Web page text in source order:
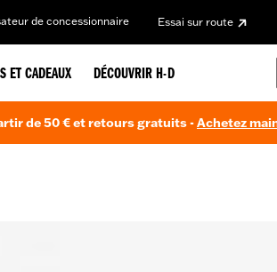
de concessionnaire Essai sur route
ET CADEAUX DÉCOUVRIR H-D
de 50 € et retours gratuits -Achetez